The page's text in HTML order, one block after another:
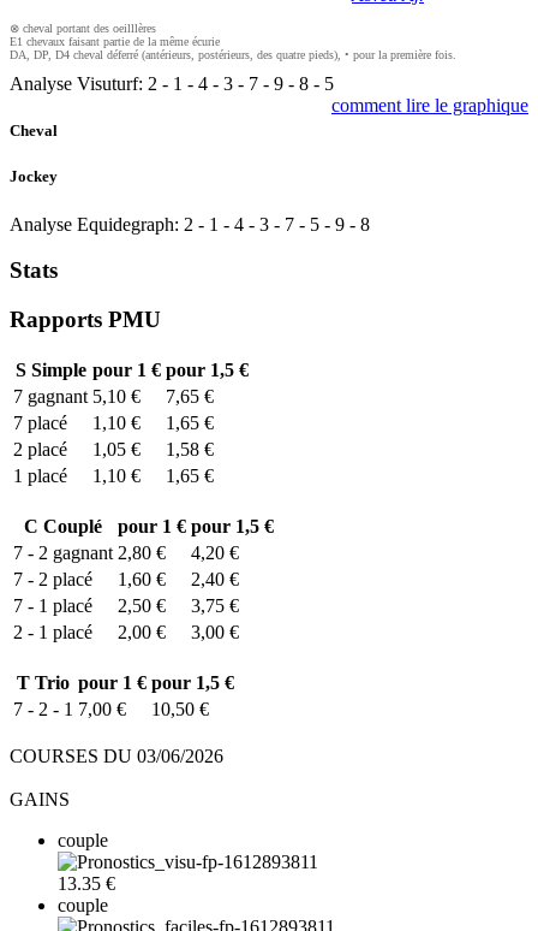
⊗ cheval portant des oeilllères
E1 chevaux faisant partie de la même écurie
DA, DP, D4 cheval déferré (antérieurs, postérieurs, des quatre pieds), • pour la première fois.
Analyse Visuturf: 2 - 1 - 4 - 3 - 7 - 9 - 8 - 5
comment lire le graphique
Cheval
Jockey
Analyse Equidegraph: 2 - 1 - 4 - 3 - 7 - 5 - 9 - 8
Stats
Rapports PMU
SSimple pour 1 € pour 1,5 €
7 gagnant 5,10 €
7,65 €
7 placé 1,10 €
1,65 €
2 placé 1,05 €
1,58 €
1 placé 1,10 € 1,65 €
C Couplé pour 1 € pour 1,5 €
7 - 2 gagnant 2,80 €
4,20 €
7 - 2 placé 1,60 €
2,40 €
7 - 1 placé 2,50 €
3,75 €
2 - 1 placé 2,00 € 3,00 €
T Trio pour 1 € pour 1,5 €
7 - 2 - 1 7,00 € 10,50 €
COURSES DU 03/06/2026
GAINS
couple
13.35 €
couple